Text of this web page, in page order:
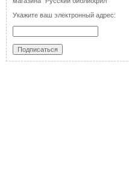
Укажите ваш электронный адрес: